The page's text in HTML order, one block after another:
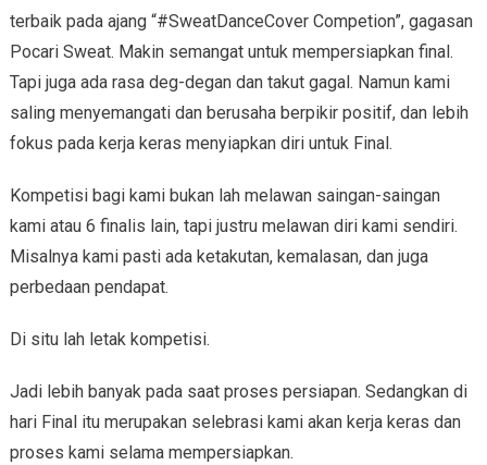
terbaik pada ajang “#SweatDanceCover Competion”, gagasan
Pocari Sweat. Makin semangat untuk mempersiapkan final.
Tapi juga ada rasa deg-degan dan takut gagal. Namun kami
saling menyemangati dan berusaha berpikir positif, dan lebih
fokus pada kerja keras menyiapkan diri untuk Final.
Kompetisi bagi kami bukan lah melawan saingan-saingan
kami atau 6 finalis lain, tapi justru melawan diri kami sendiri.
Misalnya kami pasti ada ketakutan, kemalasan, dan juga
perbedaan pendapat.
Di situ lah letak kompetisi.
Jadi lebih banyak pada saat proses persiapan. Sedangkan di
hari Final itu merupakan selebrasi kami akan kerja keras dan
proses kami selama mempersiapkan.